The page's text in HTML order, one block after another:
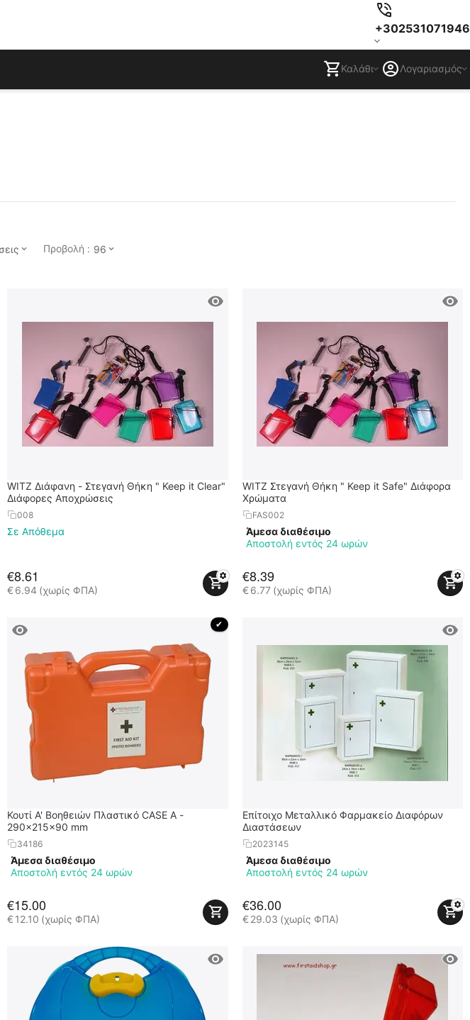
+302531071946
Καλάθι Λογαριασμός
Προβολή : 96
WITZ Διάφανη - Στεγανή Θήκη " Keep it Clear"
Διάφορες Αποχρώσεις
008
Σε Απόθεμα
€8.61
€6.94 (χωρίς ΦΠΑ)
WITZ Στεγανή Θήκη " Keep it Safe" Διάφορα
Χρώματα
FAS002
Άμεσα διαθέσιμο
Αποστολή εντός 24 ωρών
€8.39
€6.77 (χωρίς ΦΠΑ)
✔
Κουτί Α' Βοηθειών Πλαστικό CASE A -
290x215x90 mm
34186
Άμεσα διαθέσιμο
Αποστολή εντός 24 ωρών
€15.00
€12.10 (χωρίς ΦΠΑ)
Επίτοιχο Μεταλλικό Φαρμακείο Διαφόρων
Διαστάσεων
2023145
Άμεσα διαθέσιμο
Αποστολή εντός 24 ωρών
€36.00
€29.03 (χωρίς ΦΠΑ)